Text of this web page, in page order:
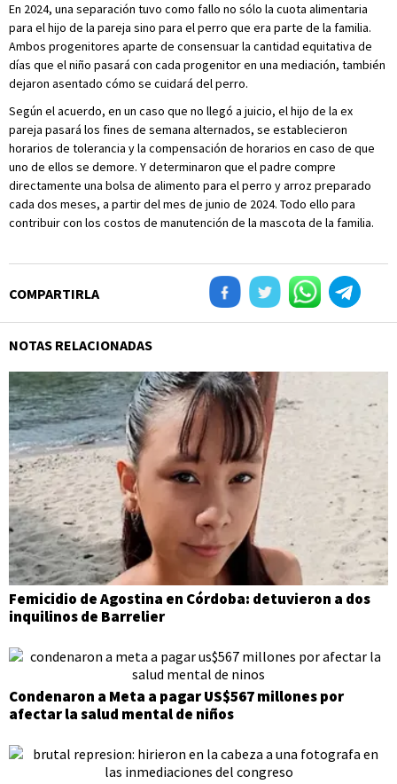
En 2024, una separación tuvo como fallo no sólo la cuota alimentaria
para el hijo de la pareja sino para el perro que era parte de la familia.
Ambos progenitores aparte de consensuar la cantidad equitativa de
días que el niño pasará con cada progenitor en una mediación, también
dejaron asentado cómo se cuidará del perro.
Según el acuerdo, en un caso que no llegó a juicio, el hijo de la ex
pareja pasará los fines de semana alternados, se establecieron
horarios de tolerancia y la compensación de horarios en caso de que
uno de ellos se demore. Y determinaron que el padre compre
directamente una bolsa de alimento para el perro y arroz preparado
cada dos meses, a partir del mes de junio de 2024. Todo ello para
contribuir con los costos de manutención de la mascota de la familia.
COMPARTIRLA
NOTAS RELACIONADAS
Femicidio de Agostina en Córdoba: detuvieron a dos
inquilinos de Barrelier
Condenaron a Meta a pagar US$567 millones por
afectar la salud mental de niños